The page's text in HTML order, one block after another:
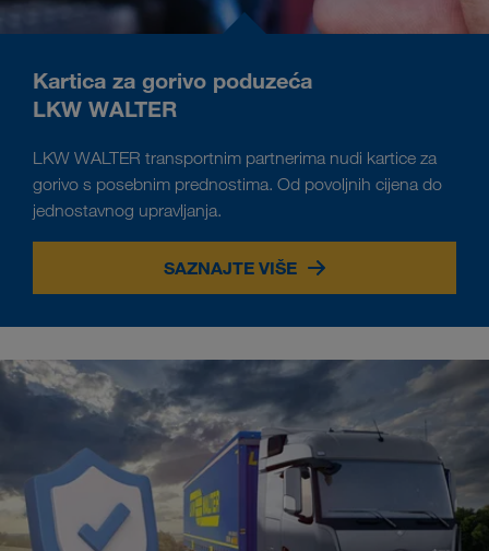
Kartica za gorivo poduzeća
LKW WALTER
LKW WALTER transportnim partnerima nudi kartice za
gorivo s posebnim prednostima. Od povoljnih cijena do
jednostavnog upravljanja.
SAZNAJTE VIŠE